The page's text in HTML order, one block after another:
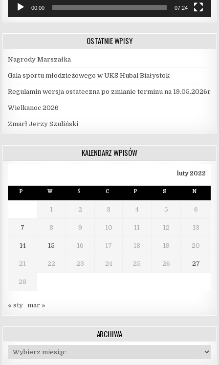
00:00 07:24
OSTATNIE WPISY
Nagrody Marszałka
Gala sportu młodzieżowego w UKS Hubal Białystok
Regulamin wersja ostateczna po zmianie terminu na 19.05.2026r
Wielkanoc 2026
Zmarł Jerzy Szuliński
KALENDARZ WPISÓW
luty 2022
P W Ś C P S N
1 2 3 4 5 6
7 8 9 10 11 12 13
14 15 16 17 18 19 20
21 22 23 24 25 26 27
28
« sty mar »
ARCHIWA
Archiwa